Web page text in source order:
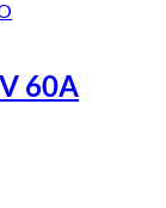
60A